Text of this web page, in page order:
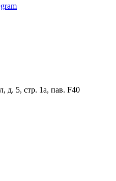
д. 5, стр. 1а, пав. F40